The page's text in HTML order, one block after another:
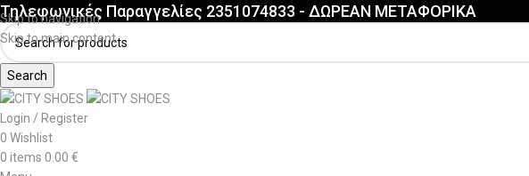
Skip to navigation
Skip to main content
Τηλεφωνικές Παραγγελίες 2351074833 - ΔΩΡΕΑΝ ΜΕΤΑΦΟΡΙΚΑ
Search
Login / Register
0 Wishlist
0 items 0.00 €